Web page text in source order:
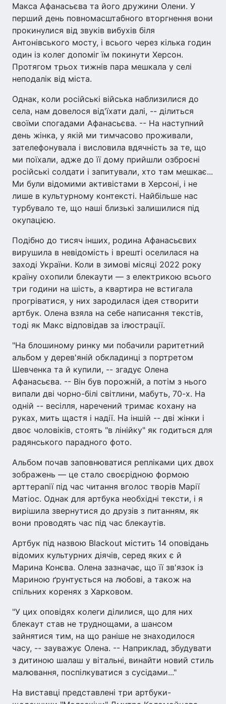
Макса Афанасьєва та його дружини Олени. У
перший день повномасштабного вторгнення вони
прокинулися від звуків вибухів біля
Антонівського мосту, і всього через кілька годин
один із колег допоміг їм покинути Херсон.
Протягом трьох тижнів пара мешкала у селі
неподалік від міста.
Однак, коли російські війська наблизилися до
села, нам довелося від'їхати далі, -- ділиться
своїми спогадами Афанасьєва. -- На наступний
день жінка, у якій ми тимчасово проживали,
зателефонувала і висловила вдячність за те, що
ми поїхали, адже до її дому прийшли озброєні
російські солдати і запитували, хто там мешкає...
Ми були відомими активістами в Херсоні, і не
лише в культурному контексті. Найбільше нас
турбувало те, що наші близькі залишилися під
окупацією.
Подібно до тисяч інших, родина Афанасьєвих
вирушила в невідомість і врешті оселилася на
заході України. Коли в зимові місяці 2022 року
країну охопили блекаути — з електрикою всього
три години на шість, а квартира не встигала
прогріватися, у них зародилася ідея створити
артбук. Олена взяла на себе написання текстів,
тоді як Макс відповідав за ілюстрації.
"На блошиному ринку ми побачили раритетний
альбом у дерев'яній обкладинці з портретом
Шевченка та й купили, -- згадує Олена
Афанасьєва. -- Він був порожній, а потім з нього
випали дві чорно-білі світлини, мабуть, 70-х. На
одній -- весілля, наречений тримає кохану на
руках, мить щастя і надії. На іншій -- дві жінки і
двоє чоловіків, стоять "в лінійку" як годиться для
радянського парадного фото.
Альбом почав заповнюватися репліками цих двох
зображень — це стало своєрідною формою
арттерапії під час читання вголос творів Марії
Матіос. Однак для артбука необхідні тексти, і я
вирішила звернутися до друзів з питанням, як
вони проводять час під час блекаутів.
Артбук під назвою Blackout містить 14 оповідань
відомих культурних діячів, серед яких є й
Марина Конєва. Олена зазначає, що її зв'язок із
Мариною ґрунтується на любові, а також на
спільних коренях з Харковом.
"У цих оповідях колеги ділилися, що для них
блекаут став не труднощами, а шансом
зайнятися тим, на що раніше не знаходилося
часу, -- зауважує Олена. -- Наприклад, збудувати
з дитиною шалаш у вітальні, винайти новий стиль
малювання, поспілкуватися з сусідами..."
На виставці представлені три артбуки-